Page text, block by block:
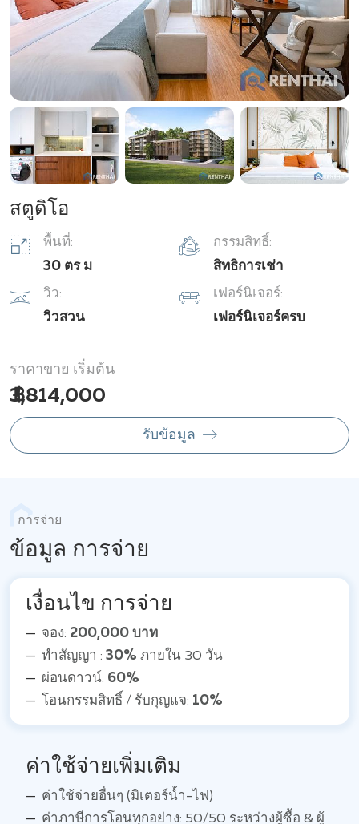
สตูดิโอ
พื้นที่:
30 ตร ม
กรรมสิทธิ์:
สิทธิการเช่า
วิว:
วิวสวน
เฟอร์นิเจอร์:
เฟอร์นิเจอร์ครบ
ราคาขาย เริ่มต้น
฿ 3,814,000
รับข้อมูล
การจ่าย
ข้อมูล การจ่าย
เงื่อนไข การจ่าย
จอง: 200,000 บาท
ทำสัญญา : 30% ภายใน 30 วัน
ผ่อนดาวน์: 60%
โอนกรรมสิทธิ์ / รับกุญแจ: 10%
ค่าใช้จ่ายเพิ่มเติม
ค่าใช้จ่ายอื่นๆ (มิเตอร์น้ำ-ไฟ)
ค่าภาษีการโอนทุกอย่าง: 50/50 ระหว่างผู้ซื้อ & ผู้